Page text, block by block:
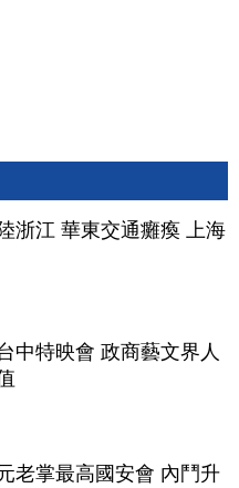
浙江 華東交通癱瘓 上海
中特映會 政商藝文界人
老掌最高國安會 內鬥升